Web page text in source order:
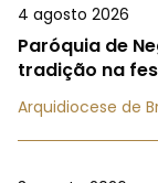
4 agosto 2026
Paróquia de
tradição na
Arquidiocese de